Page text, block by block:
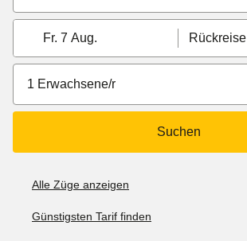
Fr. 7 Aug. Rückreise
1 Erwachsene/r
Suchen
Alle Züge anzeigen
Günstigsten Tarif finden